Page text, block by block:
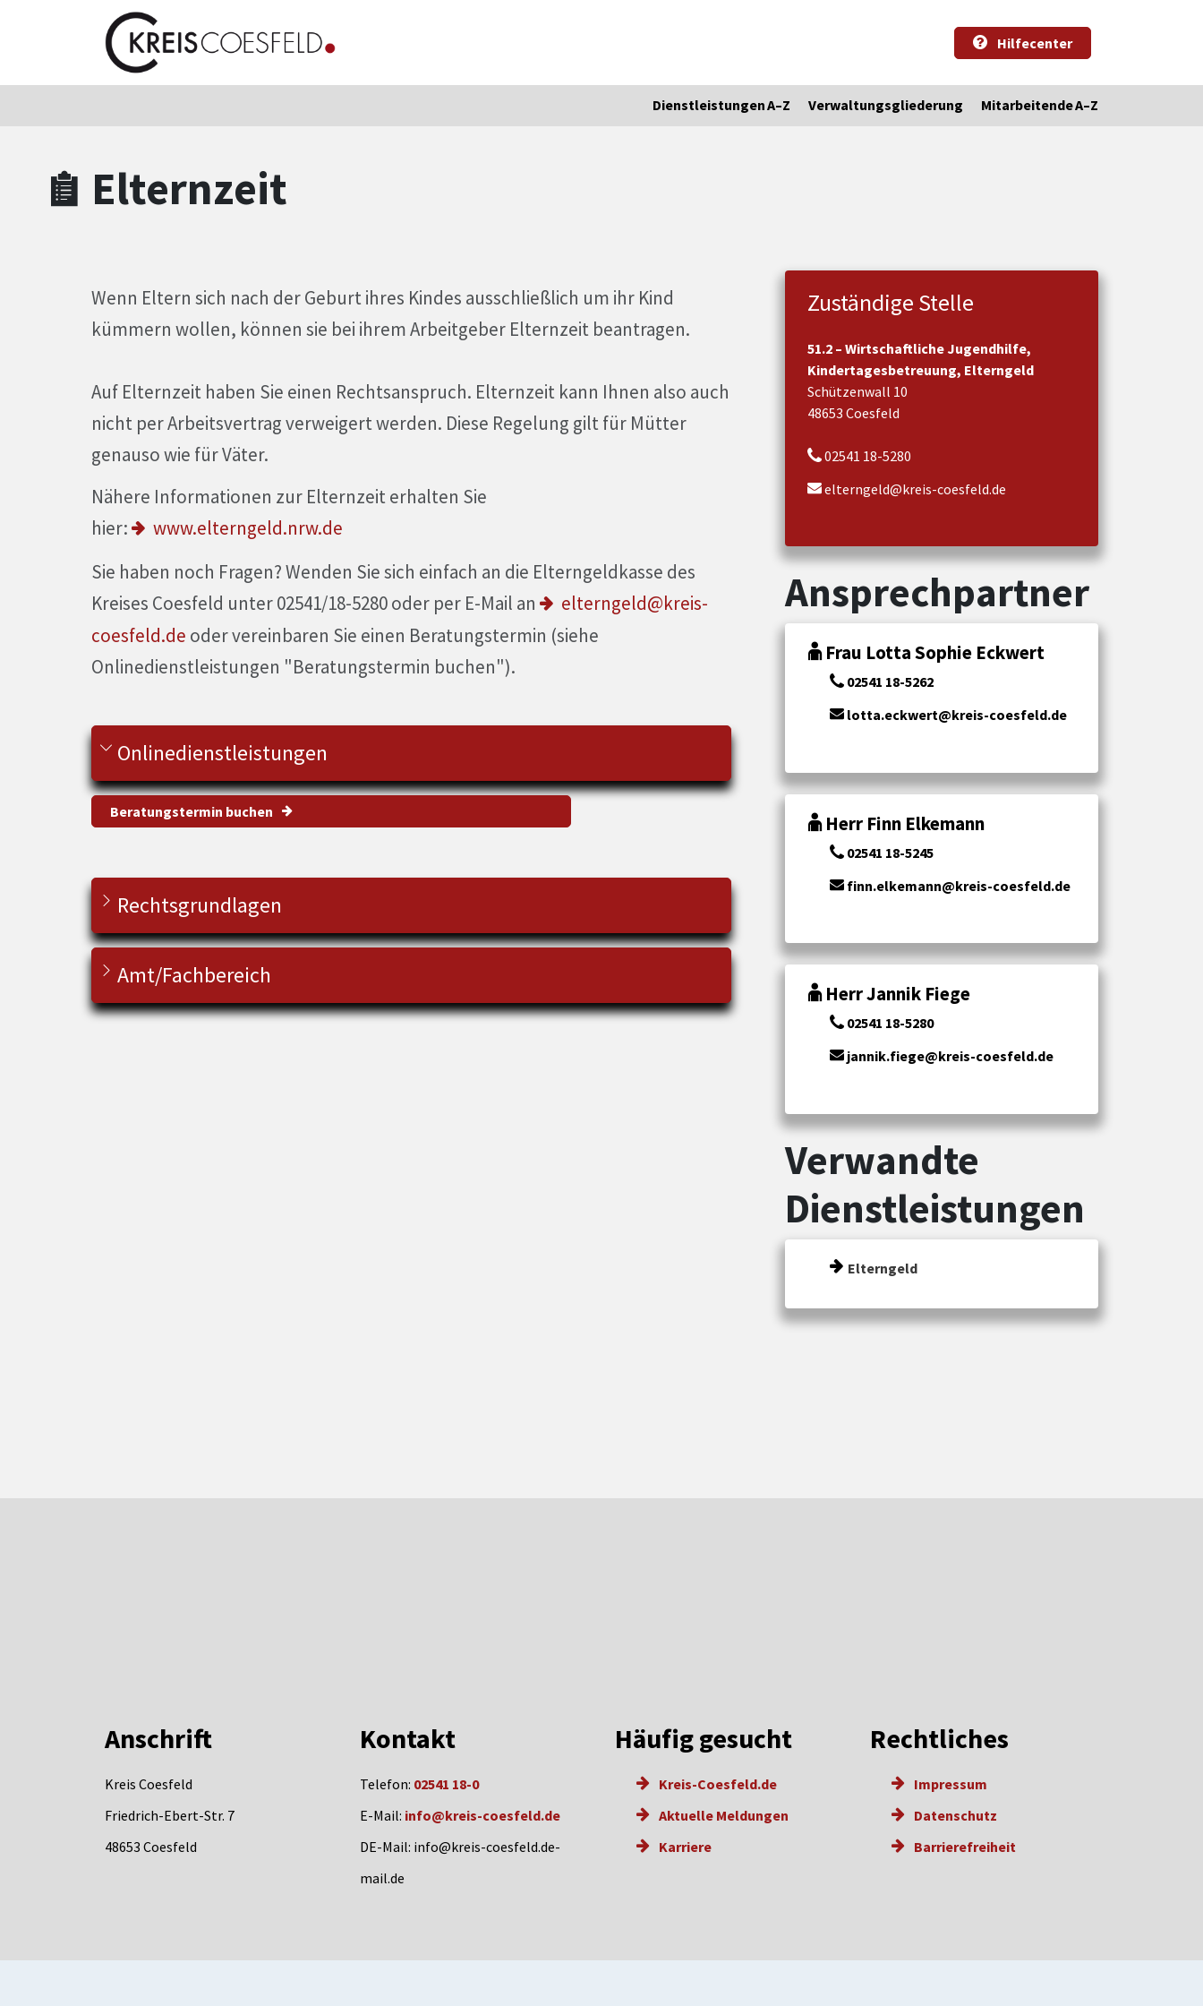
Zum Header
Zum Hauptinhalt
Zum Footer
Zum Hauptinhalt springen
Hilfecenter
Dienstleistungen A–Z Verwaltungsgliederung Mitarbeitende A–Z
Elternzeit
Wenn Eltern sich nach der Geburt ihres Kindes ausschließlich um ihr Kind
kümmern wollen, können sie bei ihrem Arbeitgeber Elternzeit beantragen.
Auf Elternzeit haben Sie einen Rechtsanspruch. Elternzeit kann Ihnen also auch
nicht per Arbeitsvertrag verweigert werden. Diese Regelung gilt für Mütter
genauso wie für Väter.
Nähere Informationen zur Elternzeit erhalten Sie
hier:
www.elterngeld.nrw.de
Sie haben noch Fragen? Wenden Sie sich einfach an die Elterngeldkasse des
Kreises Coesfeld unter 02541/18-5280 oder per E-Mail an
elterngeld@kreis-
coesfeld.de oder vereinbaren Sie einen Beratungstermin (siehe
Onlinedienstleistungen "Beratungstermin buchen").
Onlinedienstleistungen
Beratungstermin buchen
Rechtsgrundlagen
Amt/Fachbereich
Zuständige Stelle
51.2 – Wirtschaftliche Jugendhilfe,
Kindertagesbetreuung, Elterngeld
Schützenwall 10
48653 Coesfeld
02541 18-5280
elterngeld@kreis-coesfeld.de
Ansprechpartner
Frau Lotta Sophie Eckwert
02541 18-5262
lotta.eckwert@kreis-coesfeld.de
Herr Finn Elkemann
02541 18-5245
finn.elkemann@kreis-coesfeld.de
Herr Jannik Fiege
02541 18-5280
jannik.fiege@kreis-coesfeld.de
Verwandte
Dienstleistungen
Elterngeld
Anschrift
Kreis Coesfeld
Friedrich-Ebert-Str. 7
48653 Coesfeld
Kontakt
Telefon: 02541 18-0
E-Mail: info@kreis-coesfeld.de
DE-Mail: info@kreis-coesfeld.de-
mail.de
Häufig gesucht
Kreis-Coesfeld.de
Aktuelle Meldungen
Karriere
Rechtliches
Impressum
Datenschutz
Barrierefreiheit